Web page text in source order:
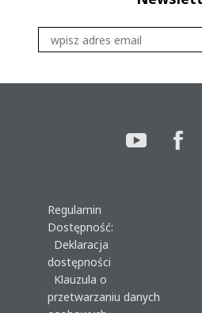
Regulamin
Dostępność:
Deklaracja
dostępności
Klauzula o
przetwarzaniu danych